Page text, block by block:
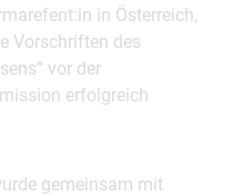
in Österreich,
Vorschriften des
vor der
erfolgreich
gemeinsam mit